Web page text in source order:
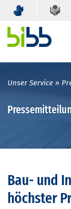
Unser Service
Bau- und
höchster